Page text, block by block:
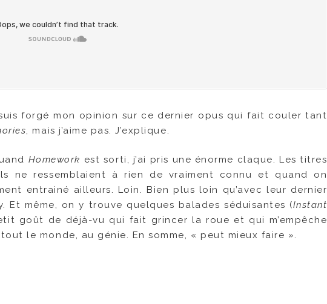
forgé mon opinion sur ce dernier opus qui fait couler tant
, mais j’aime pas. J’explique.
Homework est sorti, j’ai pris une énorme claque. Les titres
ne ressemblaient à rien de vraiment connu et quand on
entrainé ailleurs. Loin. Bien plus loin qu’avec leur dernier
Et même, on y trouve quelques balades séduisantes (Instant
goût de déjà-vu qui fait grincer la roue et qui m’empêche
le monde, au génie. En somme, « peut mieux faire ».